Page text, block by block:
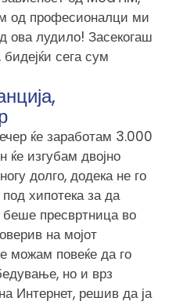
од професионалци ми
ова лудило! Засекогаш
сега сум
ќе заработам 3.000
ќе изгубам двојно
долго, додека не го
хипотека за да
пресвртница во
на мојот
можам повеќе да го
но и врз
Интернет, решив да ја